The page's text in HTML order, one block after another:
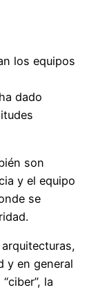
los equipos
dado
son
y el equipo
se
.
y en general
la